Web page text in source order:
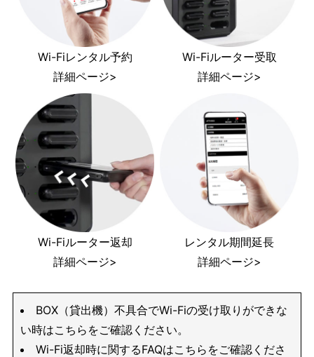
Wi-Fiレンタル予約
詳細ページ>
Wi-Fiルーター受取
詳細ページ>
Wi-Fiルーター返却
詳細ページ>
レンタル期間延長
詳細ページ>
BOX（貸出機）不具合でWi-Fiの受け取りができな
い時はこちらをご確認ください。
Wi-Fi返却時に関するFAQはこちらをご確認くださ